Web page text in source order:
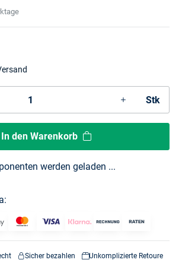
Stk
In den Warenkorb
werden geladen ...
Sicher bezahlen Unkomplizierte Retoure